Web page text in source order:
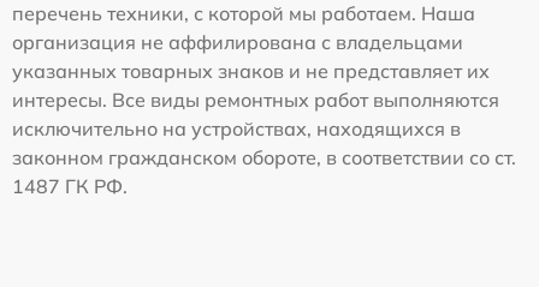
перечень техники, с которой мы работаем. Наша
организация не аффилирована с владельцами
указанных товарных знаков и не представляет их
интересы. Все виды ремонтных работ выполняются
исключительно на устройствах, находящихся в
законном гражданском обороте, в соответствии со ст.
1487 ГК РФ.